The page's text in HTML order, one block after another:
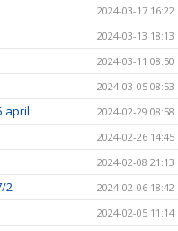
2024-03-17 16:22
2024-03-13 18:13
2024-03-11 08:50
2024-03-05 08:53
april 2024-02-29 08:58
2024-02-26 14:45
2024-02-08 21:13
2 2024-02-06 18:42
2024-02-05 11:14